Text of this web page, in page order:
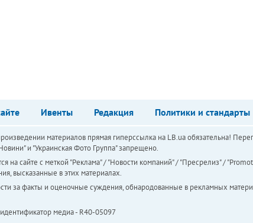
Ивенты Редакция Политики и стандарты
материалов прямая гиперссылка на LB.ua обязательна!
и "Украинская Фото Группа" запрещено.
на сайте с меткой "Реклама" / "Новости компаний" / "Пресрелиз" /
высказанные в этих материалах.
за факты и оценочные суждения, обнародованные в рекламных
медиа - R40-05097